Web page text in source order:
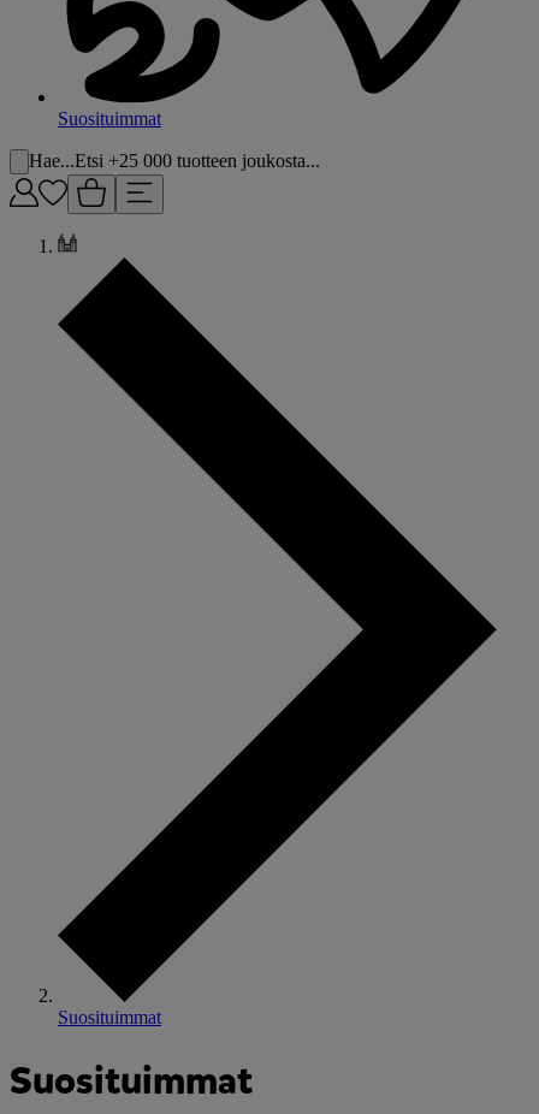
Suosituimmat
Hae...Etsi +25 000 tuotteen joukosta...
Suosituimmat
Suosituimmat